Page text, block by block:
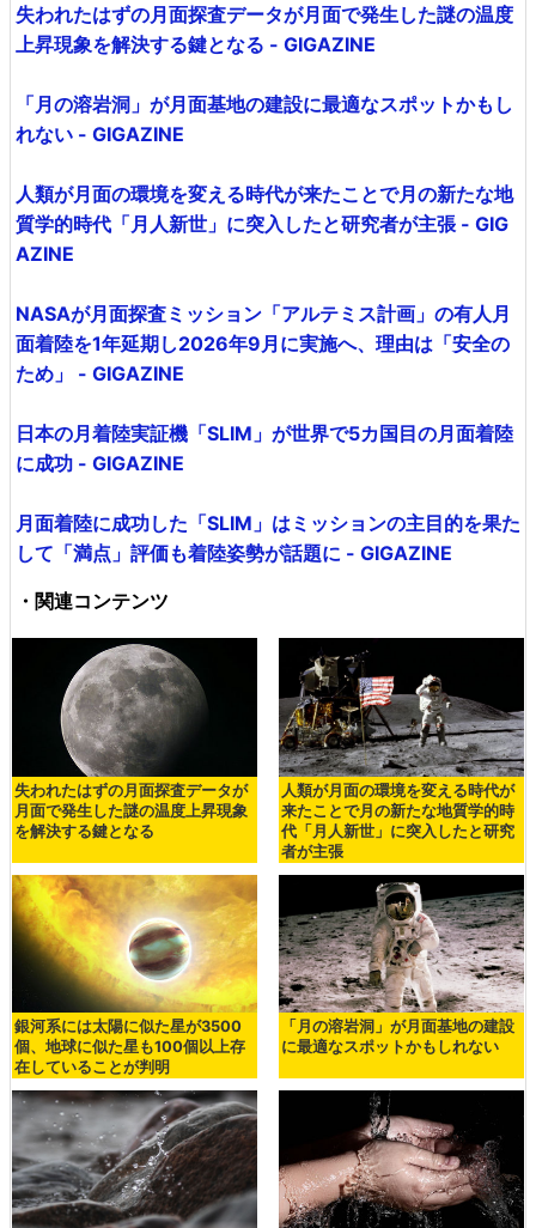
失われたはずの月面探査データが月面で発生した謎の温度
上昇現象を解決する鍵となる - GIGAZINE
「月の溶岩洞」が月面基地の建設に最適なスポットかもし
れない - GIGAZINE
人類が月面の環境を変える時代が来たことで月の新たな地
質学的時代「月人新世」に突入したと研究者が主張 - GIG
AZINE
NASAが月面探査ミッション「アルテミス計画」の有人月
面着陸を1年延期し2026年9月に実施へ、理由は「安全の
ため」 - GIGAZINE
日本の月着陸実証機「SLIM」が世界で5カ国目の月面着陸
に成功 - GIGAZINE
月面着陸に成功した「SLIM」はミッションの主目的を果た
して「満点」評価も着陸姿勢が話題に - GIGAZINE
・関連コンテンツ
失われたはずの月面探査データが
月面で発生した謎の温度上昇現象
を解決する鍵となる
人類が月面の環境を変える時代が
来たことで月の新たな地質学的時
代「月人新世」に突入したと研究
者が主張
銀河系には太陽に似た星が3500
個、地球に似た星も100個以上存
在していることが判明
「月の溶岩洞」が月面基地の建設
に最適なスポットかもしれない